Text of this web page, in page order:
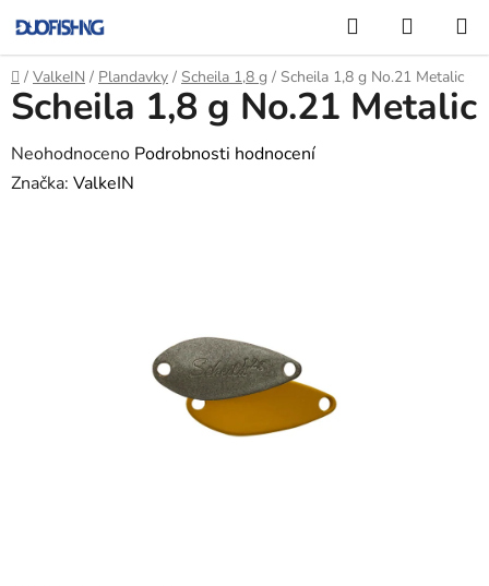
na
obsah
Hledat
KOŠÍK
Domů
/ ValkeIN / Plandavky / Scheila 1,8 g / Scheila 1,8 g No.21 Metalic
Scheila 1,8 g No.21 Metalic
Průměrné
hodnocení
Neohodnoceno Podrobnosti hodnocení
Značka: ValkeIN